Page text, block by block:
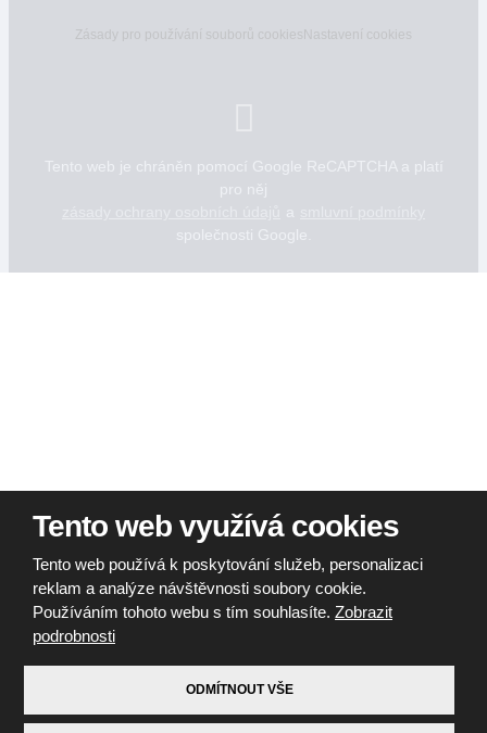
Zásady pro používání souborů cookies Nastavení cookies
Tento web je chráněn pomocí Google ReCAPTCHA a platí
pro něj
a
společnosti Google.
Tento web využívá cookies
Tento web používá k poskytování služeb, personalizaci
reklam a analýze návštěvnosti soubory cookie.
Používáním tohoto webu s tím souhlasíte. Zobrazit
podrobnosti
ODMÍTNOUT VŠE